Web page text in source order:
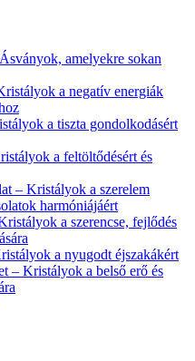
amelyekre sokan
a negatív energiák
a tiszta gondolkodásért
a feltöltődésért és
– Kristályok a szerelem
harmóniájáért
a szerencse, fejlődés
a nyugodt éjszakákért
– Kristályok a belső erő és